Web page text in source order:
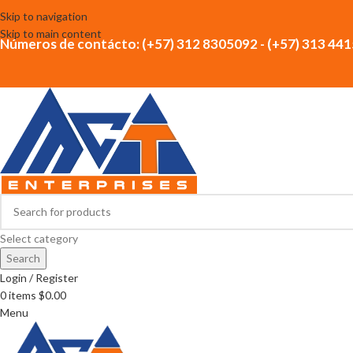
Skip to navigation
Skip to main content
Números de contácto: (+57) 312 8305092 - (+57) 313
Select category
Search
Login / Register
0items $0.00
Menu